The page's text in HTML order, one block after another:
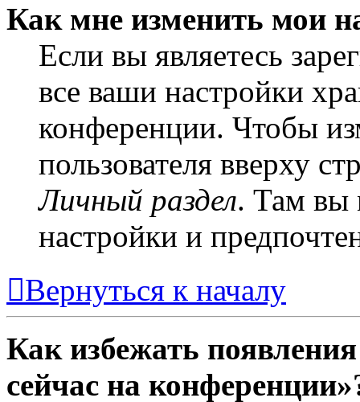
Как мне изменить мои
Если вы являетесь
все ваши настройки
конференции. Чтобы
пользователя вверху
Личный раздел. Там вы
настройки и
Вернуться к началу
Как избежать
сейчас на